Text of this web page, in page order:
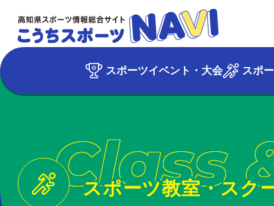
スポーツイベント・大会 スポ
Class
スポーツ教室・スク